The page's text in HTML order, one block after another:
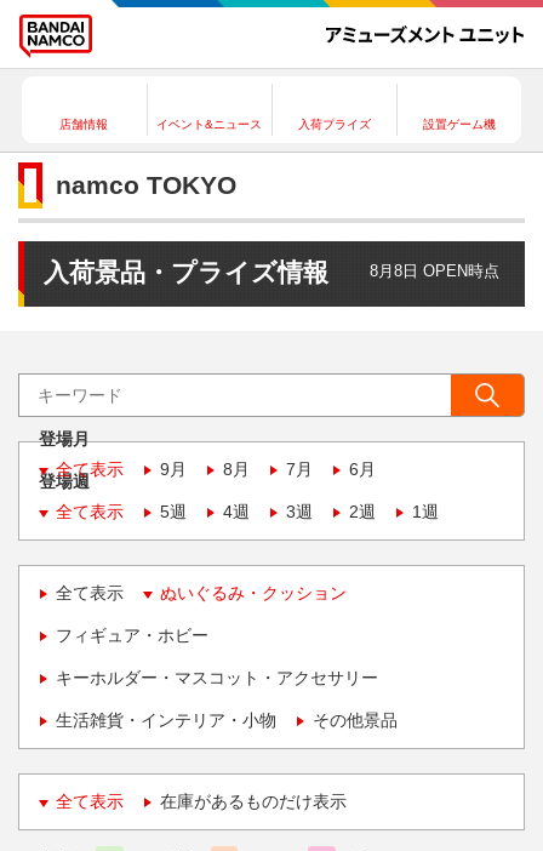
店舗情報 イベント&ニュース 入荷プライズ 設置ゲーム機
namco TOKYO
入荷景品・プライズ情報 8月8日 OPEN時点
登場月
全て表示
9月 8月 7月 6月
登場週
全て表示
5週 4週 3週 2週 1週
全て表示 ぬいぐるみ・クッション
フィギュア・ホビー
キーホルダー・マスコット・アクセサリー
生活雑貨・インテリア・小物 その他景品
全て表示 在庫があるものだけ表示